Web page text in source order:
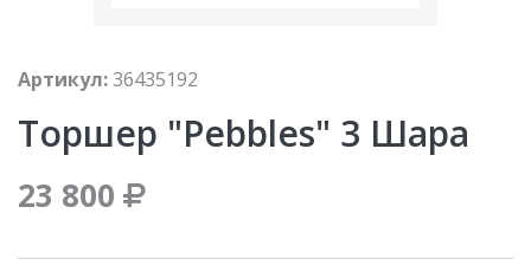
Артикул:36435192
Торшер "Pebbles" 3 Шара
23 800